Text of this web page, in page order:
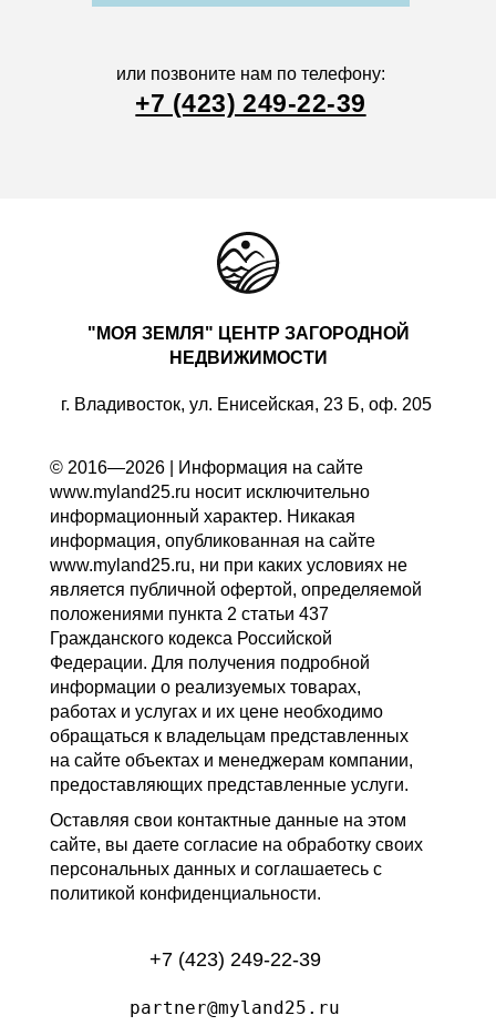
или позвоните нам по телефону:
+7 (423) 249-22-39
"МОЯ ЗЕМЛЯ" ЦЕНТР ЗАГОРОДНОЙ
НЕДВИЖИМОСТИ
г. Владивосток, ул. Енисейская, 23 Б, оф. 205
© 2016—2026 | Информация на сайте
www.myland25.ru носит исключительно
информационный характер. Никакая
информация, опубликованная на сайте
www.myland25.ru, ни при каких условиях не
является публичной офертой, определяемой
положениями пункта 2 статьи 437
Гражданского кодекса Российской
Федерации. Для получения подробной
информации о реализуемых товарах,
работах и услугах и их цене необходимо
обращаться к владельцам представленных
на сайте объектах и менеджерам компании,
предоставляющих представленные услуги.
Оставляя свои контактные данные на этом
сайте, вы даете согласие на обработку своих
персональных данных и соглашаетесь с
политикой конфиденциальности.
+7 (423) 249-22-39
partner@myland25.ru